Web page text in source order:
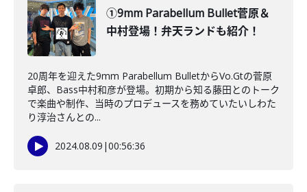
①9mm Parabellum Bullet菅原＆
中村登場！弁天ランドも紹介！
20周年を迎えた9mm Parabellum BulletからVo.Gtの菅原
卓郎、Bass中村和彦が登場。初期から知る藤田とのトーク
で楽曲や制作、当時のプロデュースを務めていたいしわた
り淳治さんとの...
2024.08.09 |00:56:36